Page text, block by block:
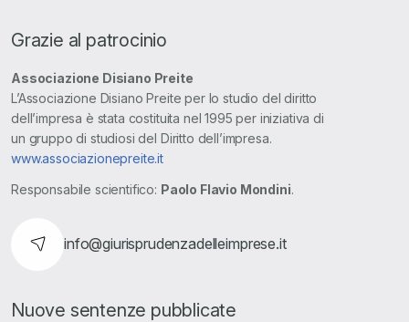
Grazie al patrocinio
Associazione Disiano Preite
L’Associazione Disiano Preite per lo studio del diritto
dell’impresa è stata costituita nel 1995 per iniziativa di
un gruppo di studiosi del Diritto dell’impresa.
www.associazionepreite.it
Responsabile scientifico: Paolo Flavio Mondini.
info@giurisprudenzadelleimprese.it
Nuove sentenze pubblicate